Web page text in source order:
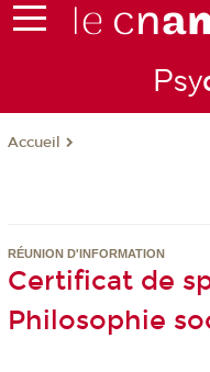
Psy
Accueil
RÉUNION D'INFORMATION
Certificat de
Philosophie